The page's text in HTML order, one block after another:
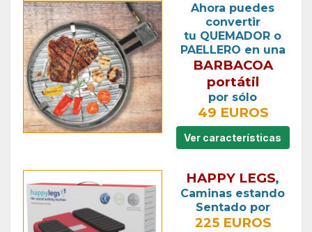
Ahora puedes
convertir
tu QUEMADOR o
PAELLERO en una
BARBACOA
portátil
por sólo
49 EUROS
Ver características
HAPPY LEGS,
Caminas estando
Sentado por
225 EUROS